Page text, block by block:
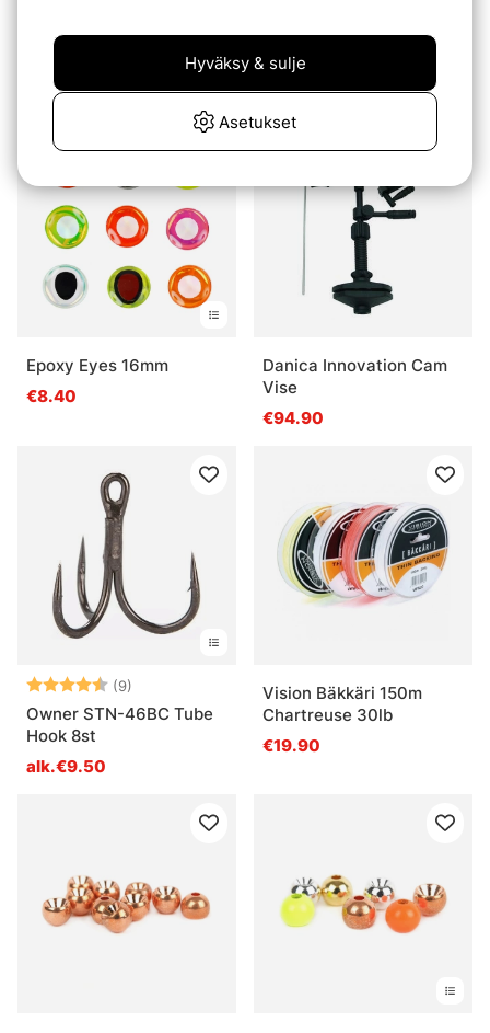
€6.50
X Universal Predator, 2/0
€8.20 €8.40
Epoxy Eyes 16mm
€8.40
Danica Innovation Cam
Vise
€94.90
Arvio: (9)
4.9 5:sta tähdestä
Owner STN-46BC Tube
Hook 8st
alk.€9.50
Vision Bäkkäri 150m
Chartreuse 30lb
€19.90
Asetukset
Hyväksy & sulje